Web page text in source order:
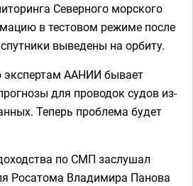
Северного морского
в тестовом режиме после
выведены на орбиту.
экспертам ААНИИ бывает
для проводок судов из-
Теперь проблема будет
по СМП заслушал
Росатома Владимира Панова